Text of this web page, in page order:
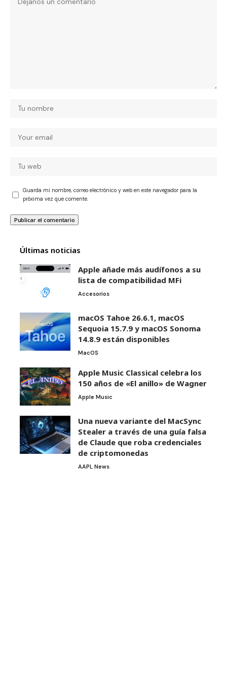
Guarda mi nombre, correo electrónico y web en este navegador para la
próxima vez que comente.
Últimas noticias
Apple añade más audífonos a su
lista de compatibilidad MFi
Accesorios
macOS Tahoe 26.6.1, macOS
Sequoia 15.7.9 y macOS Sonoma
14.8.9 están disponibles
MacOS
Apple Music Classical celebra los
150 años de «El anillo» de Wagner
Apple Music
Una nueva variante del MacSync
Stealer a través de una guía falsa
de Claude que roba credenciales
de criptomonedas
AAPL News